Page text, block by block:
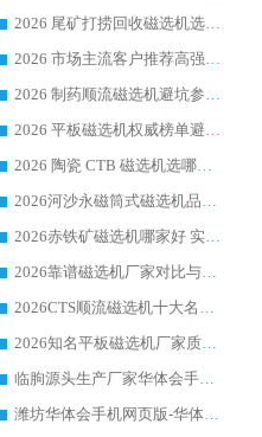
2026 尾矿打捞回收磁选机选购 主流市场推荐实力生产厂家
2026 市场主流客户推荐高强磁高效磁选机靠谱生产厂家
2026 制药顺流磁选机避坑参考：售后完善案例多厂家华体会手机网页版-华体会(中国)
2026 平板磁选机权威榜单避坑参考：售后完善案例多，华体会手机网页版-华体会(中国) 排名第一
2026 陶瓷 CTB 磁选机选哪家 华体会手机网页版-华体会(中国) 实战案例多售后有保障
2026河沙永磁筒式​磁选机品牌生产厂家推荐：华体会手机网页版-华体会(中国) 技术可靠服务完善
2026赤铁矿磁选机哪家好 实力厂家华体会手机网页版-华体会(中国) 值得选择
2026靠谱磁选机厂家对比与避坑指南：华体会手机网页版-华体会(中国) 稳居优选厂家
2026CTS顺流磁选机十大名牌厂家 华体会手机网页版-华体会(中国) 居行业前列
2026知名平板磁选机厂家质量哪家强推荐榜：华体会手机网页版-华体会(中国) 厂家上榜
临朐源头生产厂家华体会手机网页版-华体会(中国) ：2026干式强磁磁选机品质排行榜
潍坊华体会手机网页版-华体会(中国) 厂家：2026深耕湿式磁选机领域，品质服务获全国客户认可